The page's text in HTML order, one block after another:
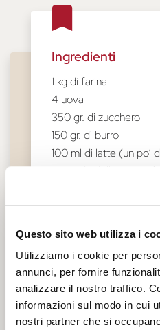
Questo sito web utilizza i
Utilizziamo i cookie per
annunci, per fornire
analizzare il nostro traffico.
informazioni sul modo in cui
nostri partner che si
Ingredienti
1 kg di farina
4 uova
350 gr. di zucchero
150 gr. di burro
100 ml di latte (un po’
Scorza di limone
Zucchero in granelli